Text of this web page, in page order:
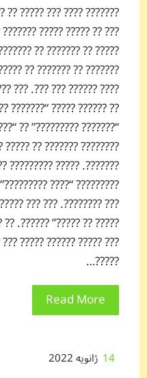
??? ??? ?? ?? ???. ?????
???? ?? ????? ?? ????? ?
(???? ??? ??? ?? ?? ???)
??? ?? “??? ???” ?? ??
?? ??? ????? ?? ????? ??
????? ?? ?????” ?? ?????
???????
?? ???? ????? ?? ?? ?????
?????? ?? ???? ???????? ?
??? ?? ?? ??? ?????
? ????? ?? ???? “???????
???? ???? ??? ?????? ??
????? ? ???? ???????
?????…
Read More
14 ژانویه 2022